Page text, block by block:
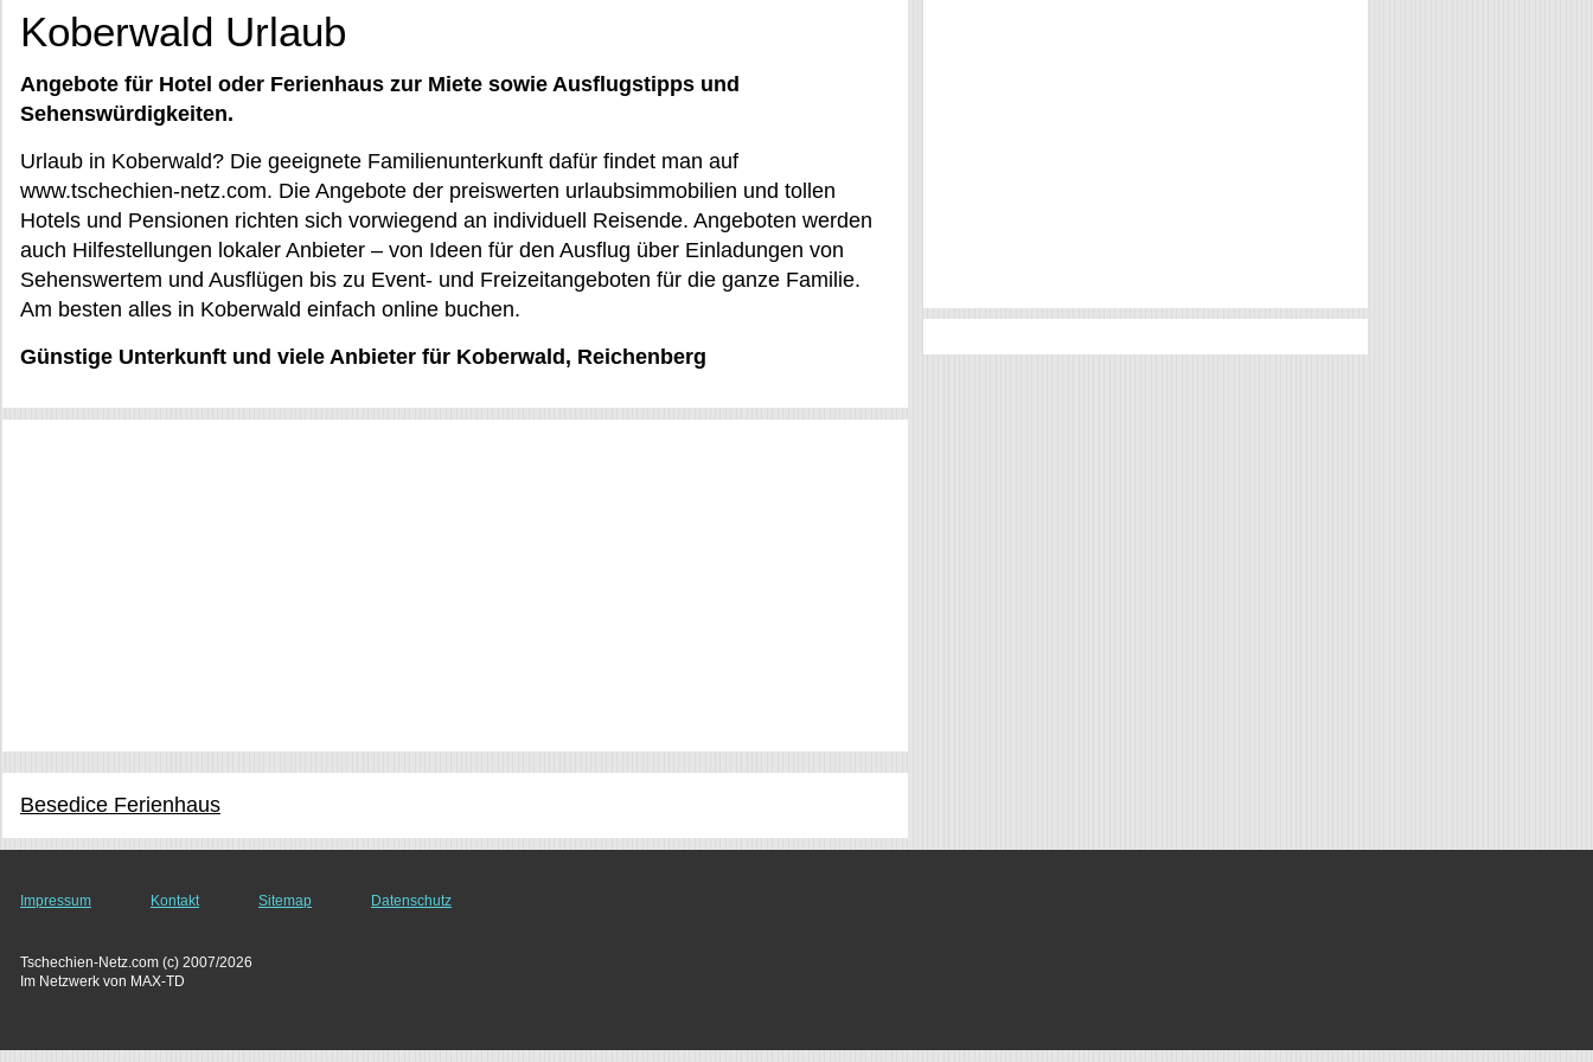
Koberwald Urlaub
Angebote für Hotel oder Ferienhaus zur Miete sowie Ausflugstipps und
Sehenswürdigkeiten.
Urlaub in Koberwald? Die geeignete Familienunterkunft dafür findet man auf
www.tschechien-netz.com. Die Angebote der preiswerten urlaubsimmobilien und tollen
Hotels und Pensionen richten sich vorwiegend an individuell Reisende. Angeboten werden
auch Hilfestellungen lokaler Anbieter – von Ideen für den Ausflug über Einladungen von
Sehenswertem und Ausflügen bis zu Event- und Freizeitangeboten für die ganze Familie.
Am besten alles in Koberwald einfach online buchen.
Günstige Unterkunft und viele Anbieter für Koberwald, Reichenberg
Besedice Ferienhaus
Impressum Kontakt Sitemap Datenschutz
Tschechien-Netz.com (c) 2007/2026
Im Netzwerk von MAX-TD